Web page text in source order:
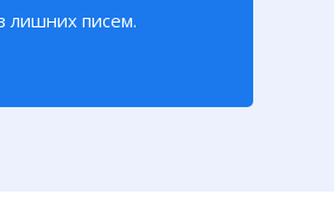
лишних писем.